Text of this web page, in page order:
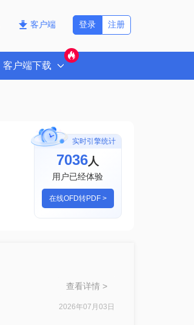
客户端 注册
登录
客户端下载
实时引擎统计
7036人
用户已经体验
在线OFD转PDF >
查看详情 >
2026年07月03日